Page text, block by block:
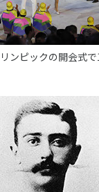
ンピックの開会式